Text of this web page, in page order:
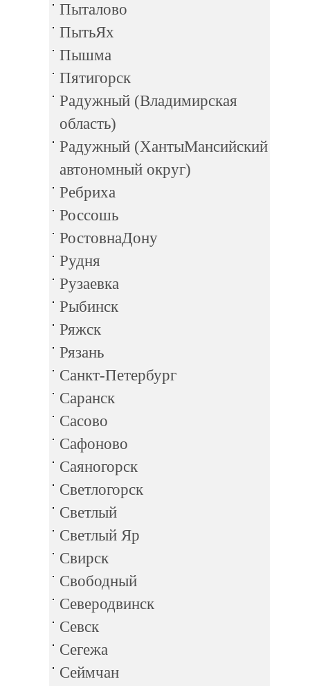
Пыталово
ПытьЯх
Пышма
Пятигорск
Радужный (Владимирская
область)
Радужный (ХантыМансийский
автономный округ)
Ребриха
Россошь
РостовнаДону
Рудня
Рузаевка
Рыбинск
Ряжск
Рязань
Санкт-Петербург
Саранск
Сасово
Сафоново
Саяногорск
Светлогорск
Светлый
Светлый Яр
Свирск
Свободный
Северодвинск
Севск
Сегежа
Сеймчан